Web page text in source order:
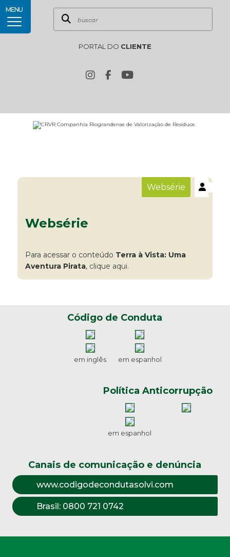
PORTAL DO CLIENTE
MENU
Websérie
Websérie
Para acessar o conteúdo Terra à Vista: Uma
Aventura Pirata, clique aqui.
Código de Conduta
em inglês em espanhol
Política Anticorrupção
em espanhol
Canais de comunicação e denúncia
www.codigodecondutasolvi.com
Brasil: 0800 721 0742